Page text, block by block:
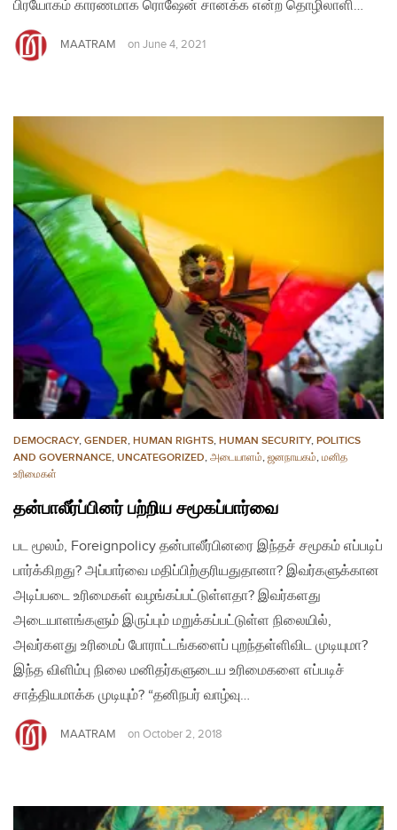
பிரயோகம் காரணமாக ரொஷேன் சானக்க என்ற தொழிலாளி…
MAATRAM on June 4, 2021
DEMOCRACY, GENDER, HUMAN RIGHTS, HUMAN SECURITY, POLITICS
AND GOVERNANCE, UNCATEGORIZED, அடையாளம், ஜனநாயகம், மனித
உரிமைகள்
தன்பாலீர்ப்பினர் பற்றிய சமூகப்பார்வை
பட மூலம், Foreignpolicy தன்பாலீர்பினரை இந்தச் சமூகம் எப்படிப்
பார்க்கிறது? அப்பார்வை மதிப்பிற்குரியதுதானா? இவர்களுக்கான
அடிப்படை உரிமைகள் வழங்கப்பட்டுள்ளதா? இவர்களது
அடையாளங்களும் இருப்பும் மறுக்கப்பட்டுள்ள நிலையில்,
அவர்களது உரிமைப் போராட்டங்களைப் புறந்தள்ளிவிட முடியுமா?
இந்த விளிம்பு நிலை மனிதர்களுடைய உரிமைகளை எப்படிச்
சாத்தியமாக்க முடியும்? “தனிநபர் வாழ்வு…
MAATRAM on October 2, 2018